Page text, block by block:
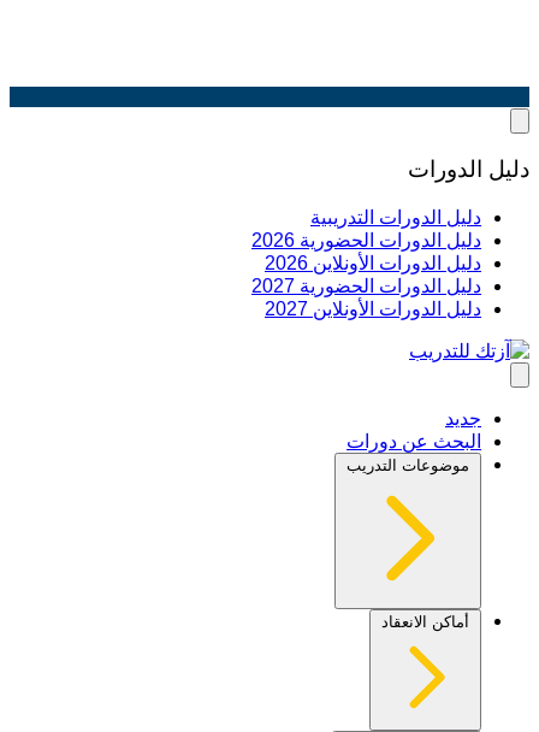
دليل الدورات
دليل الدورات التدريبية
دليل الدورات الحضورية 2026
دليل الدورات الأونلاين 2026
دليل الدورات الحضورية 2027
دليل الدورات الأونلاين 2027
جديد
البحث عن دورات
موضوعات التدريب
أماكن الانعقاد